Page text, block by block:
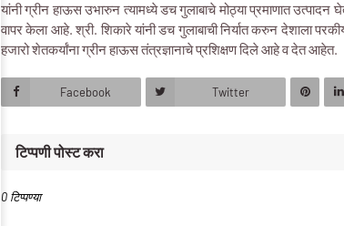
यांनी ग्रीन हाऊस उभारुन त्यामध्ये डच गुलाबाचे मोठ्या प्रमाणात
वापर केला आहे. श्री. शिकारे यांनी डच गुलाबाची निर्यात करुन देशाला
हजारो शेतकर्यांना ग्रीन हाऊस तंत्रज्ञानाचे प्रशिक्षण दिले आहे व देत आहेत.
Facebook Twitter
टिप्पणी पोस्ट करा
0 टिप्पण्या